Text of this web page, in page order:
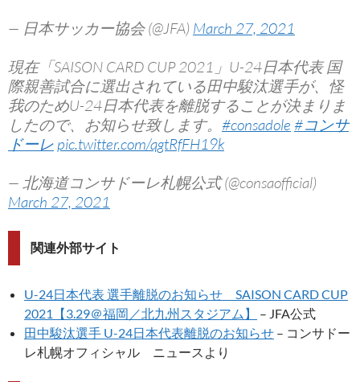
— 日本サッカー協会 (@JFA) March 27, 2021
現在「SAISON CARD CUP 2021」U-24日本代表 国
際親善試合に選出されている田中駿汰選手が、怪
我のためU-24日本代表を離脱することが決まりま
したので、お知らせ致します。 #consadole #コンサ
ドーレ pic.twitter.com/qgtRfFH19k
— 北海道コンサドーレ札幌公式 (@consaofficial)
March 27, 2021
関連外部サイト
U-24日本代表 選手離脱のお知らせ SAISON CARD CUP
2021【3.29＠福岡／北九州スタジアム】
– JFA公式
田中駿汰選手 U-24日本代表離脱のお知らせ – コンサドー
レ札幌オフィシャル ニュースより